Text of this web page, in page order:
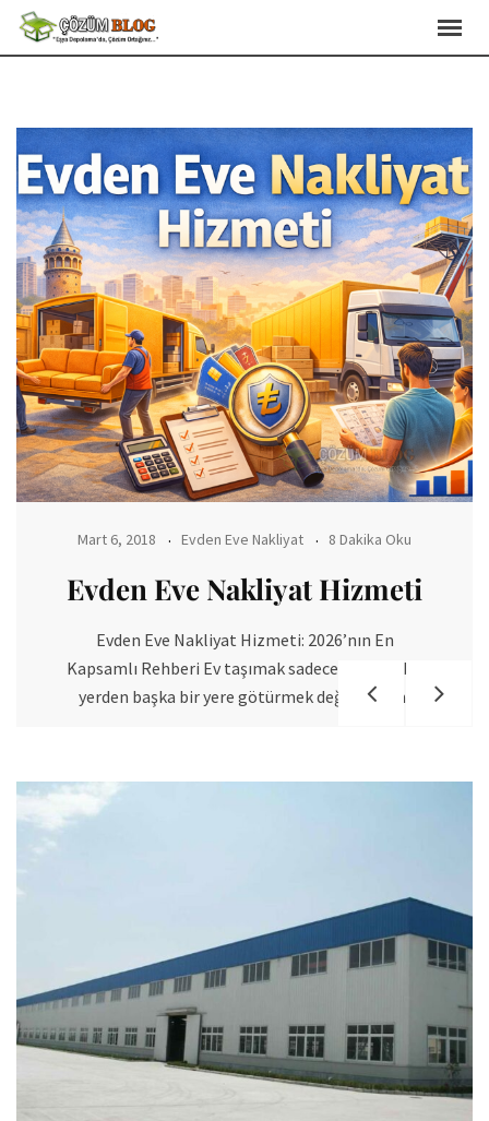
Mart 6, 2018 Depolama 5 Dakika Oku
kimler eşyalarını depolar
kimler eşyalarını depolar Dünya genelinde artık
bilinen ve hemen hemen herkesin kullandığı bir
ihtiyaç anı olan ve her zaman ulaşabilecek